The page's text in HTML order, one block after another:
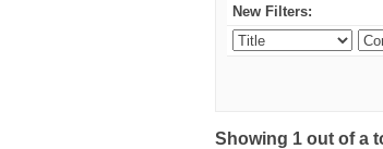
New Filters:
Showing 1 out of a